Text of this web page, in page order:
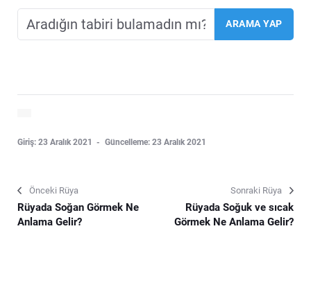
Giriş: 23 Aralık 2021 Güncelleme: 23 Aralık 2021
Önceki Rüya
Rüyada Soğan Görmek Ne
Anlama Gelir?
Sonraki Rüya
Rüyada Soğuk ve sıcak
Görmek Ne Anlama Gelir?